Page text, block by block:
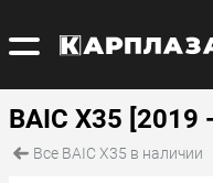
BAIC X35 [2019
Все BAIC X35 в наличии